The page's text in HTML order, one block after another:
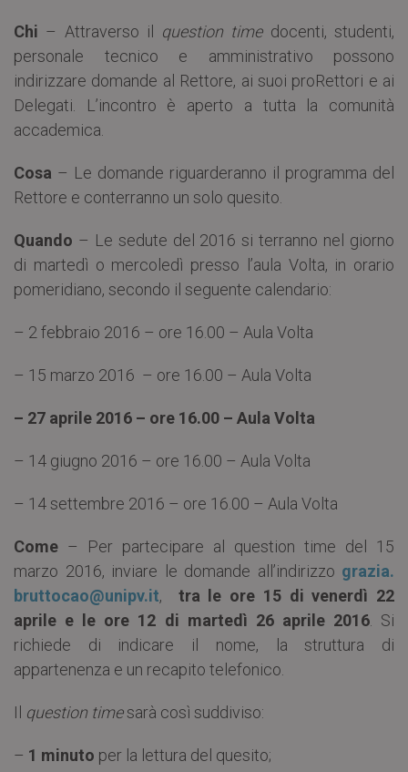
Chi – Attraverso il question timedocenti, studenti,
personale tecnico e amministrativo possono
indirizzare domande al Rettore, ai suoi proRettori e ai
Delegati. L’incontro è aperto a tutta la comunità
accademica.
Cosa – Le domande riguarderanno il programma del
Rettore e conterranno un solo quesito.
Quando – Le sedute del 2016 si terranno nel giorno
di martedì o mercoledì presso l’aula Volta, in orario
pomeridiano, secondo il seguente calendario:
– 2 febbraio 2016 – ore 16.00 – Aula Volta
– 15 marzo 2016 – ore 16.00 – Aula Volta
– 27 aprile 2016 – ore 16.00 – Aula Volta
– 14 giugno 2016 – ore 16.00 – Aula Volta
– 14 settembre 2016 – ore 16.00 – Aula Volta
Come – Per partecipare al question time del 15
marzo 2016, inviare le domande all’indirizzo grazia.
bruttocao@unipv.it, tra le ore 15 di venerdì 22
aprile e le ore 12 di martedì 26 aprile 2016. Si
richiede di indicare il nome, la struttura di
appartenenza e un recapito telefonico.
Il question timesarà così suddiviso:
– 1 minuto per la lettura del quesito;